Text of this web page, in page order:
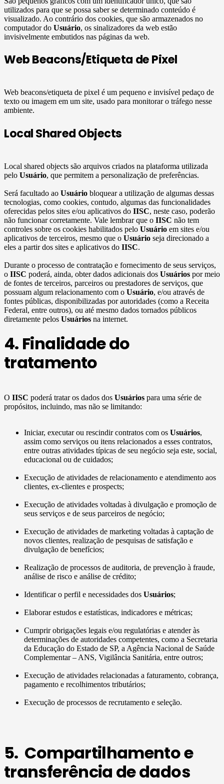
utilizados para que se possa saber se determinado conteúdo é
visualizado. Ao contrário dos cookies, que são armazenados no
computador do Usuário, os sinalizadores da web estão
invisivelmente embutidos nas páginas da web.
Web Beacons/Etiqueta de Pixel
Web beacons/etiqueta de pixel é um pequeno e invisível pedaço de
texto ou imagem em um site, usado para monitorar o tráfego nesse
ambiente.
Local Shared Objects
Local shared objects são arquivos criados na plataforma utilizada
pelo Usuário, que permitem a personalização de preferências.
Será facultado ao Usuário bloquear a utilização de algumas dessas
tecnologias, como cookies, contudo, algumas das funcionalidades
oferecidas pelos sites e/ou aplicativos do IISC, neste caso, poderão
não funcionar corretamente. Vale lembrar que o IISC não tem
controles sobre os cookies habilitados pelo Usuário em sites e/ou
aplicativos de terceiros, mesmo que o Usuário seja direcionado a
eles a partir dos sites e aplicativos do IISC.
Durante o processo de contratação e fornecimento de seus serviços,
o IISC poderá, ainda, obter dados adicionais dos Usuários por meio
de fontes de terceiros, parceiros ou prestadores de serviços, que
possuam algum relacionamento com o Usuário, e/ou através de
fontes públicas, disponibilizadas por autoridades (como a Receita
Federal, entre outros), ou até mesmo dados tornados públicos
diretamente pelos Usuários na internet.
4. Finalidade do
tratamento
O IISC poderá tratar os dados dos Usuários para uma série de
propósitos, incluindo, mas não se limitando:
Iniciar, executar ou rescindir contratos com os Usuários,
assim como serviços ou itens relacionados a esses contratos,
entre outras atividades típicas de seu negócio seja este, social,
educacional ou de cuidados;
Execução de atividades de relacionamento e atendimento aos
clientes, ex-clientes e prospects;
Execução de atividades voltadas à divulgação e promoção de
seus serviços e de seus parceiros de negócio;
Execução de atividades de marketing voltadas à captação de
novos clientes, realização de pesquisas de satisfação e
divulgação de benefícios;
Realização de processos de auditoria, de prevenção à fraude,
análise de risco e análise de crédito;
Identificar o perfil e necessidades dos Usuários;
Elaborar estudos e estatísticas, indicadores e métricas;
Cumprir obrigações legais e/ou regulatórias e atender às
determinações de autoridades competentes, como a Secretaria
da Educação do Estado de SP, a Agência Nacional de Saúde
Complementar – ANS, Vigilância Sanitária, entre outros;
Execução de atividades relacionadas a faturamento, cobrança,
pagamento e recolhimentos tributários;
Execução de processos de recrutamento e seleção.
5. Compartilhamento e
transferência de dados